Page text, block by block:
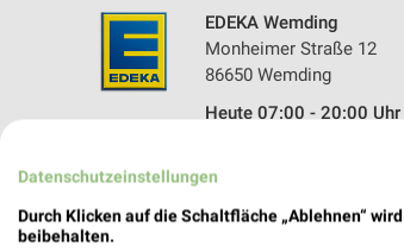
EDEKA Wemding
Monheimer Straße 12
86650 Wemding
Heute 07:00 - 20:00 Uhr
Datenschutzeinstellungen
Durch Klicken auf die Schaltfläche „Ablehnen“
beibehalten.